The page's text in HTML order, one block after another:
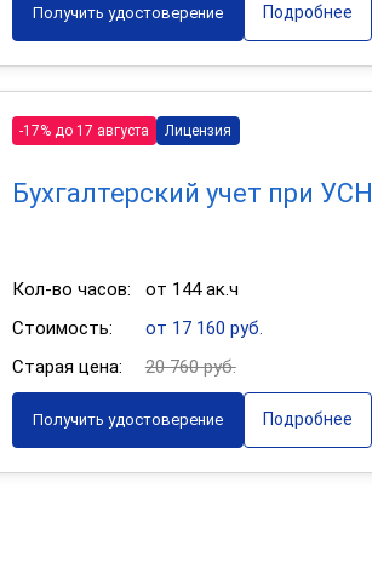
Получить удостоверение Подробнее
-17% до 17 августа Лицензия
Бухгалтерский учет при УСН
Кол-во часов:
от 144 ак.ч
Стоимость:
от 17 160 руб.
Старая цена:
20 760 руб.
Получить удостоверение Подробнее